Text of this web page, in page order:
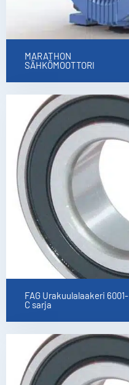
MARATHON
SÄHKÖMOOTTORI
FAG Urakuulalaakeri 6001-
C sarja